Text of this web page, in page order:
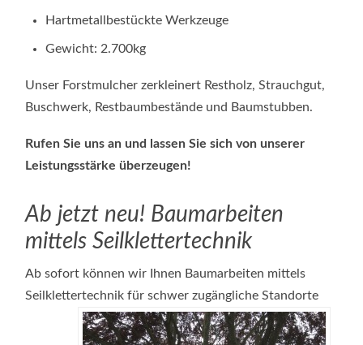
Hartmetallbestückte Werkzeuge
Gewicht: 2.700kg
Unser Forstmulcher zerkleinert Restholz, Strauchgut,
Buschwerk, Restbaumbestände und Baumstubben.
Rufen Sie uns an und lassen Sie sich von unserer
Leistungsstärke überzeugen!
Ab jetzt neu! Baumarbeiten
mittels Seilklettertechnik
Ab sofort können wir Ihnen Baumarbeiten mittels
Seilklettertechnik für schwer zugängliche Standorte